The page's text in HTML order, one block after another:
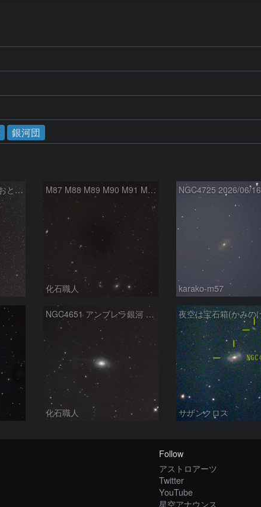
銀河団
マルカリアンの銀河鎖 おとめ座・ かみのけ座の銀河 M87 M88 M89 M90 M91 M100 マルカリアンの銀河鎖 おとめ座 かみのけ座
化石職人
NGC4725 2026/06/16
karako-m57
NGC4651 アンブレラ銀河 かみのけ座
化石職人 サザンクロス
Follow
アストロアーツ
Twitter
YouTube
星空アナウンス